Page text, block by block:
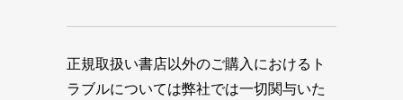
正規取扱い書店以外のご購入におけるト
ラブルについては弊社では一切関与いた